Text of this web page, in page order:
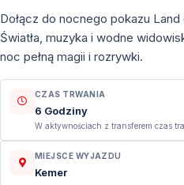
Dołącz do nocnego pokazu
Światła, muzyka i wodne
noc pełną magii i rozrywki.
CZAS TRWANIA
6 Godziny
W aktywnościach z transferem czas
MIEJSCE WYJAZDU
Kemer